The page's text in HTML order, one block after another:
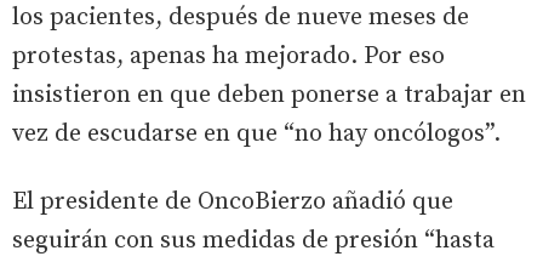
los pacientes, después de nueve meses de
protestas, apenas ha mejorado. Por eso
insistieron en que deben ponerse a trabajar en
vez de escudarse en que “no hay oncólogos”.
El presidente de OncoBierzo añadió que
seguirán con sus medidas de presión “hasta